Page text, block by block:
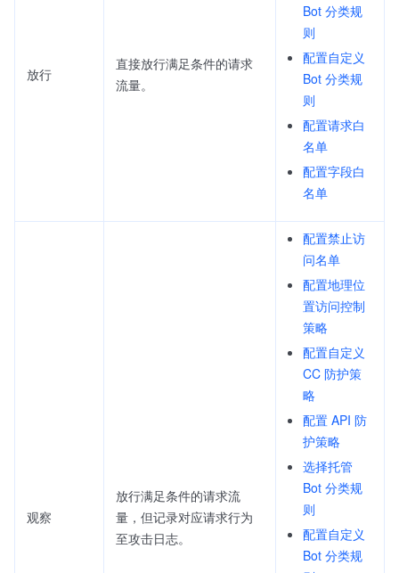
放行
直接放行满足条件的请求
流量。
Bot 分类规
则
配置自定义
Bot 分类规
则
配置请求白
名单
配置字段白
名单
观察
放行满足条件的请求流
量，但记录对应请求行为
至攻击日志。
配置禁止访
问名单
配置地理位
置访问控制
策略
配置自定义
CC 防护策
略
配置 API 防
护策略
选择托管
Bot 分类规
则
配置自定义
Bot 分类规